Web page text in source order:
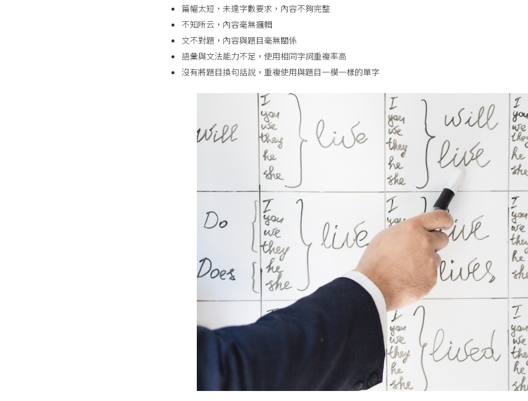
篇幅太短，未達字數要求，內容不夠完整
不知所云，內容毫無邏輯
文不對題，內容與題目毫無關係
語彙與文法能力不足，使用相同字詞重複率高
沒有將題目換句話說，重複使用與題目一模一樣的單字